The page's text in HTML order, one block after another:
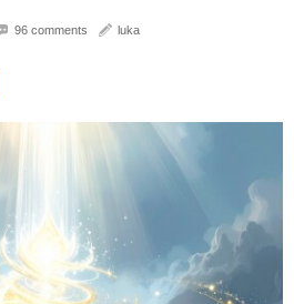
96 comments luka